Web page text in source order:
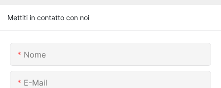
Mettiti in contatto con noi
Nome
E-Mail